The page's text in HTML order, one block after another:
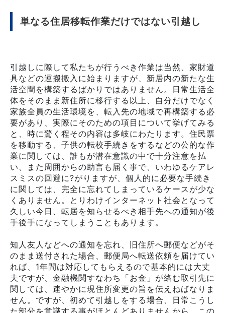
単なる住居移転作業だけではない引越し
引越しに際して私たちが行うべき作業は当然、家財道
具などの運搬搬入に始まりますが、新居内の新たな生
活空間を構築するばかりではありません。日常生活全
体をそのまま新住所に移行する以上、自分だけでなく
家族全員の生活環境を、転入先の地域で再構築する必
要があり、実際にそのための項目について挙げてみる
と、時に驚く程その内容は多岐にわたります。住民票
を移動する、子供の転校手続きをするなどの公的な作
業に関しては、誰もが潜在意識の中で十分注意を払
い、また周囲からの助言も届く事で、いわゆるケアレ
スミスの回避に?がりますが、個人的に必要な手続き
に関しては、完全に忘れてしまっているケースが少な
くありません。とりわけインターネット社会となって
久しい今日、転居を知らせるべき相手先への通知が後
手後手になってしまうこともあります。
知人友人などへの通知を忘れ、旧住所へ郵便などがそ
のまま送付された場合、郵便局へ転送依頼を届けてい
れば、1年間は対応してもらえるので基本的には大丈
夫ですが、金融機関すなわち「お金」が絡む取引先に
関しては、速やかに現住所変更の旨を伝えねばなりま
せん。ですが、初めて引越しをする場合、日常こうし
た部分を意識する事がほとんどありませんから、この